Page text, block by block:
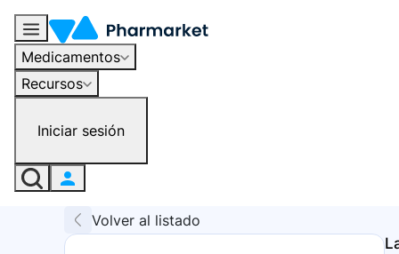
Medicamentos
Recursos
Iniciar sesión
Volver al listado